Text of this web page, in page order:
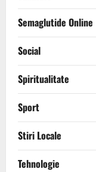
Semaglutide Online
Social
Spiritualitate
Sport
Stiri Locale
Tehnologie